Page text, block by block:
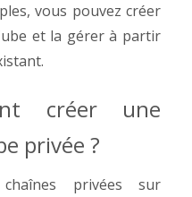
vous pouvez créer
et la gérer à partir
créer une
privée ?
privées sur